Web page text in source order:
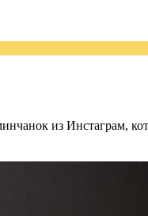
из Инстаграм,